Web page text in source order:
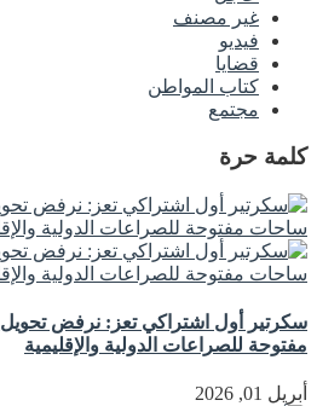
غير مصنف
فيديو
قضايا
كتاب المواطن
مجتمع
كلمة حرة
سكرتير أول اشتراكي تعز: نرفض تحويل
مفتوحة للصراعات الدولية والإقليمية
أبريل 01, 2026